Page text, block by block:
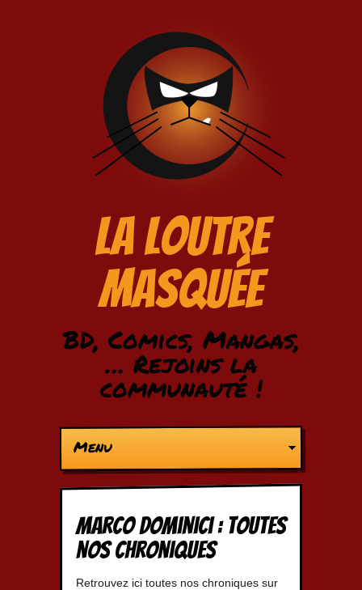
La Loutre
Masquée
BD, Comics, Mangas,
… Rejoins la
communauté !
Menu
Marco Dominici : Toutes
nos chroniques
Retrouvez ici toutes nos chroniques sur